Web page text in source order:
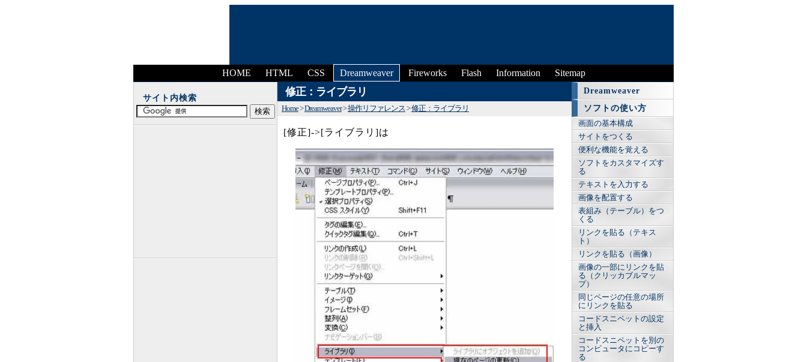
HOME HTML CSS Dreamweaver Fireworks Flash Information Sitemap
修正：ライブラリ
Home>Dreamweaver>操作リファレンス>修正：ライブラリ
[修正]->[ライブラリ]は
サイト内検索
Dreamweaver
ソフトの使い方
画面の基本構成
サイトをつくる
便利な機能を覚える
ソフトをカスタマイズす
る
テキストを入力する
画像を配置する
表組み（テーブル）をつ
くる
リンクを貼る（テキス
ト）
リンクを貼る（画像）
画像の一部にリンクを貼
る（クリッカブルマッ
プ）
同じページの任意の場所
にリンクを貼る
コードスニペットの設定
と挿入
コードスニペットを別の
コンピュータにコピーす
る